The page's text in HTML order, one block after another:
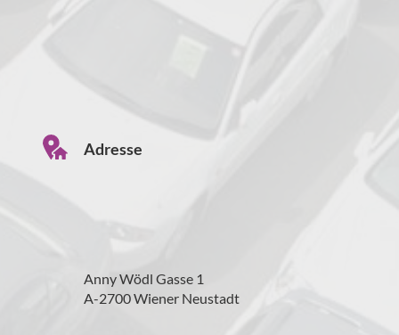
Adresse
Anny Wödl Gasse 1
A-2700 Wiener Neustadt